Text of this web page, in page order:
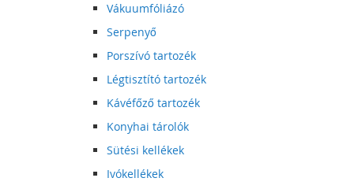
Vákuumfóliázó
Serpenyő
Porszívó tartozék
Légtisztító tartozék
Kávéfőző tartozék
Konyhai tárolók
Sütési kellékek
Ivókellékek